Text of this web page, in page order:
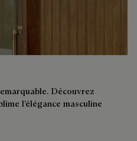
Découvrez
l’élégance masculine